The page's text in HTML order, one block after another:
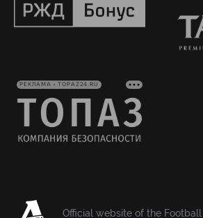
РЕКЛАМА • TOPAZ24.RU
Official website of the